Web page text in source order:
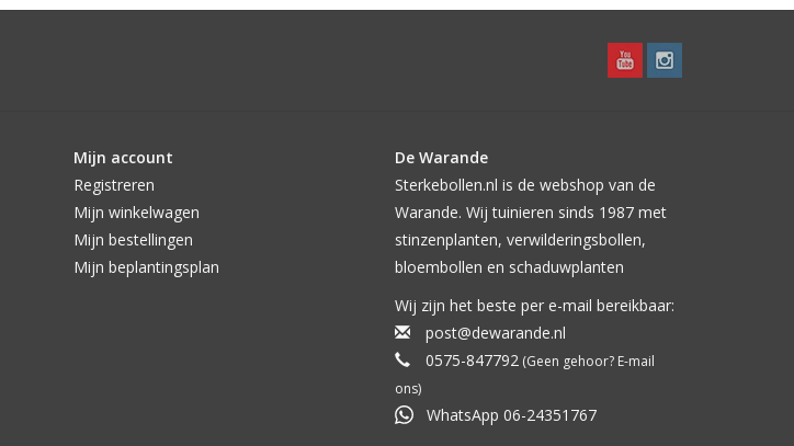
Mijn account
Registreren
Mijn winkelwagen
Mijn bestellingen
Mijn beplantingsplan
De Warande
Sterkebollen.nl is de webshop van de
Warande. Wij tuinieren sinds 1987 met
stinzenplanten, verwilderingsbollen,
bloembollen en schaduwplanten
Wij zijn het beste per e-mail bereikbaar:
post@dewarande.nl
0575-847792(Geen gehoor? E-mail
ons)
WhatsApp 06-24351767